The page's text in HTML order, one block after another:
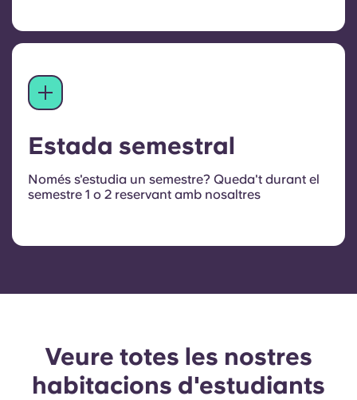
Estada semestral
Només s'estudia un semestre? Queda't durant el
semestre 1 o 2 reservant amb nosaltres
Veure totes les nostres
habitacions d'estudiants